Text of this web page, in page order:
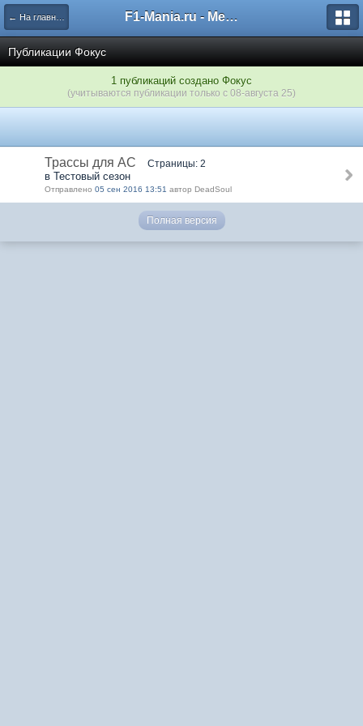
← На главную F1-Mania.ru - Международный чемпионат по симрейсингу
Публикации Фокус
1 публикаций создано Фокус
(учитываются публикации только с 08-августа 25)
Трассы для АС Страницы: 2
в Тестовый сезон
Отправлено 05 сен 2016 13:51 автор DeadSoul
Полная версия